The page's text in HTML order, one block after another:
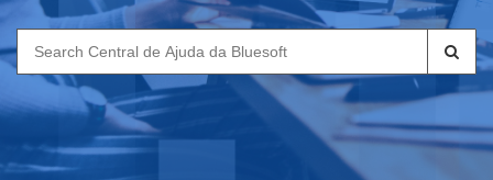
Search
for: